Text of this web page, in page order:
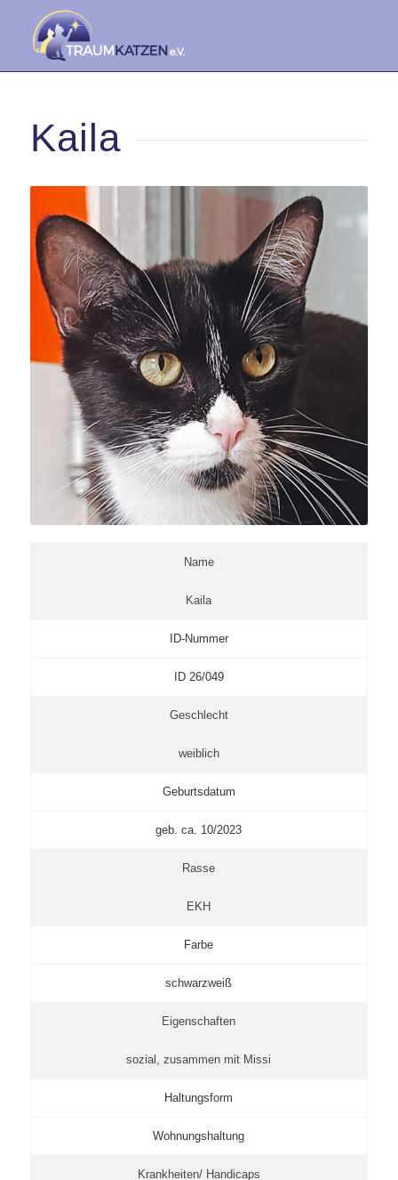
Kaila
Name
Kaila
ID-Nummer
ID 26/049
Geschlecht
weiblich
Geburtsdatum
geb. ca. 10/2023
Rasse
EKH
Farbe
schwarzweiß
Eigenschaften
sozial, zusammen mit Missi
Haltungsform
Wohnungshaltung
Krankheiten/ Handicaps